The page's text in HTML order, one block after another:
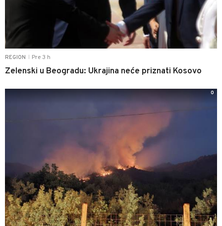
REGION Pre 3 h
Zelenski u Beogradu: Ukrajina neće priznati Kosovo
0